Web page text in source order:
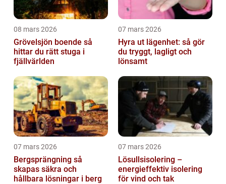
08 mars 2026
Grövelsjön boende så
hittar du rätt stuga i
fjällvärlden
07 mars 2026
Hyra ut lägenhet: så gör
du tryggt, lagligt och
lönsamt
07 mars 2026
Bergsprängning så
skapas säkra och
hållbara lösningar i berg
07 mars 2026
Lösullsisolering –
energieffektiv isolering
för vind och tak